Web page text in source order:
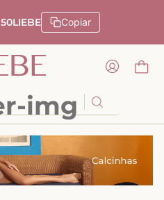
50LIEBE Copiar